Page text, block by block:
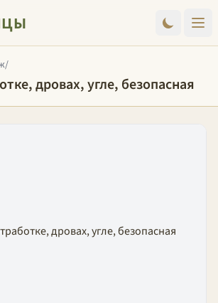
/
дровах, угле, безопасная